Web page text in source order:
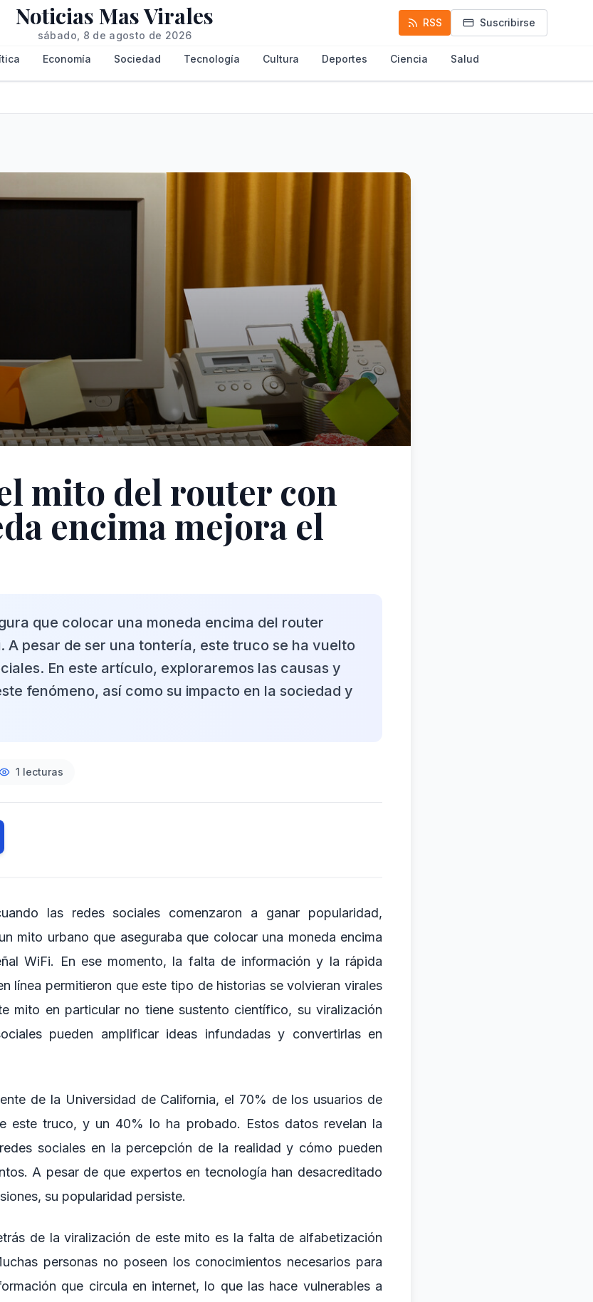
Noticias Mas Virales
sábado, 8 de agosto de 2026
RSS Suscribirse
Economía Sociedad Tecnología Cultura Deportes Ciencia Salud
mito del router con
encima mejora el
que colocar una moneda encima del router
A pesar de ser una tontería, este truco se ha vuelto
En este artículo, exploraremos las causas y
fenómeno, así como su impacto en la sociedad y
1 lecturas
las redes sociales comenzaron a ganar popularidad,
mito urbano que aseguraba que colocar una moneda encima
WiFi. En ese momento, la falta de información y la rápida
línea permitieron que este tipo de historias se volvieran virales
mito en particular no tiene sustento científico, su viralización
pueden amplificar ideas infundadas y convertirlas en
de la Universidad de California, el 70% de los usuarios de
este truco, y un 40% lo ha probado. Estos datos revelan la
sociales en la percepción de la realidad y cómo pueden
A pesar de que expertos en tecnología han desacreditado
su popularidad persiste.
de la viralización de este mito es la falta de alfabetización
personas no poseen los conocimientos necesarios para
que circula en internet, lo que las hace vulnerables a